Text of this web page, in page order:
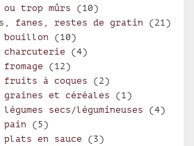
trop mûrs (10)
fanes, restes de gratin (21)
bouillon (10)
charcuterie (4)
(12)
fruits à coques (2)
graines et céréales (1)
secs/légumineuses (4)
pain (5)
en sauce (3)